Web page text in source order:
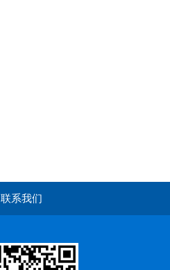
联系我们